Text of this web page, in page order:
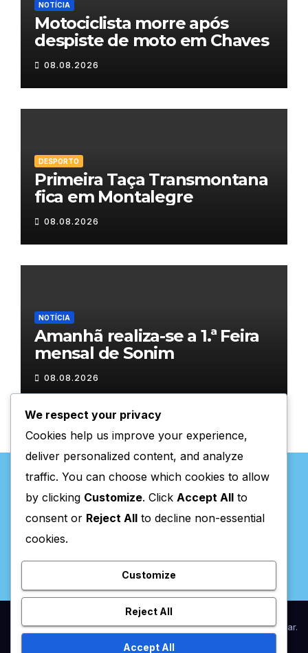
NOTÍCIA
Motociclista morre após
despiste de moto em Chaves
08.08.2026
DESPORTO
Primeira Taça Transmontana
fica em Montalegre
08.08.2026
NOTÍCIA
Amanhã realiza-se a 1.ª Feira
mensal de Sonim
08.08.2026
Valpaços Online
Proudly powered by WordPress|Theme:NewsupbyThemeansar.
We respect your privacy
Cookies help us improve your experience,
deliver personalized content, and analyze
traffic. You can choose which cookies to allow
by clicking Customize. Click Accept All to
consent or Reject All to decline non-essential
cookies.
Customize
Reject All
Accept All